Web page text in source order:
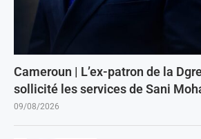
Cameroun | L’ex-patron de la
sollicité les services de Sani
09/08/2026